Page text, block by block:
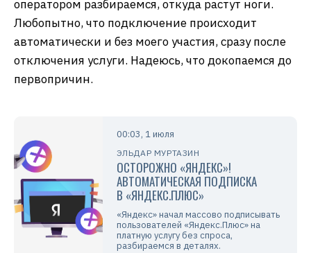
оператором разбираемся, откуда растут ноги.
Любопытно, что подключение происходит
автоматически и без моего участия, сразу после
отключения услуги. Надеюсь, что докопаемся до
первопричин.
00:03, 1 июля
ЭЛЬДАР МУРТАЗИН
ОСТОРОЖНО «ЯНДЕКС»!
АВТОМАТИЧЕСКАЯ ПОДПИСКА
В «ЯНДЕКС.ПЛЮС»
«Яндекс» начал массово подписывать
пользователей «Яндекс.Плюс» на
платную услугу без спроса,
разбираемся в деталях.